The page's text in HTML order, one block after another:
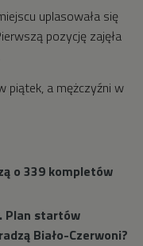
uplasowała się
pozycję zajęła
piątek, a mężczyźni w
o 339 kompletów
Plan startów
Biało-Czerwoni?